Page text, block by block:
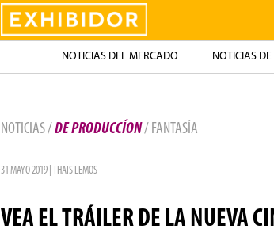
Exhibidor
NOTICIAS DEL MERCADO NOTICIAS
NOTICIAS / DE PRODUCCÍON/ FANTASÍA
31 MAYO 2019 | THAIS LEMOS
VEA EL TRÁILER DE LA NUEVA